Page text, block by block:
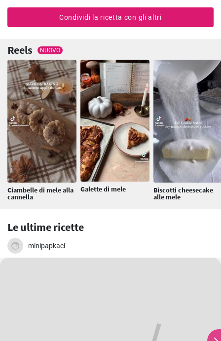
Condividi la ricetta con gli altri
Reels NUOVO
Ciambelle di mele alla
cannella
Galette di mele Biscotti cheesecake
alle mele
Le ultime ricette
minipapkaci